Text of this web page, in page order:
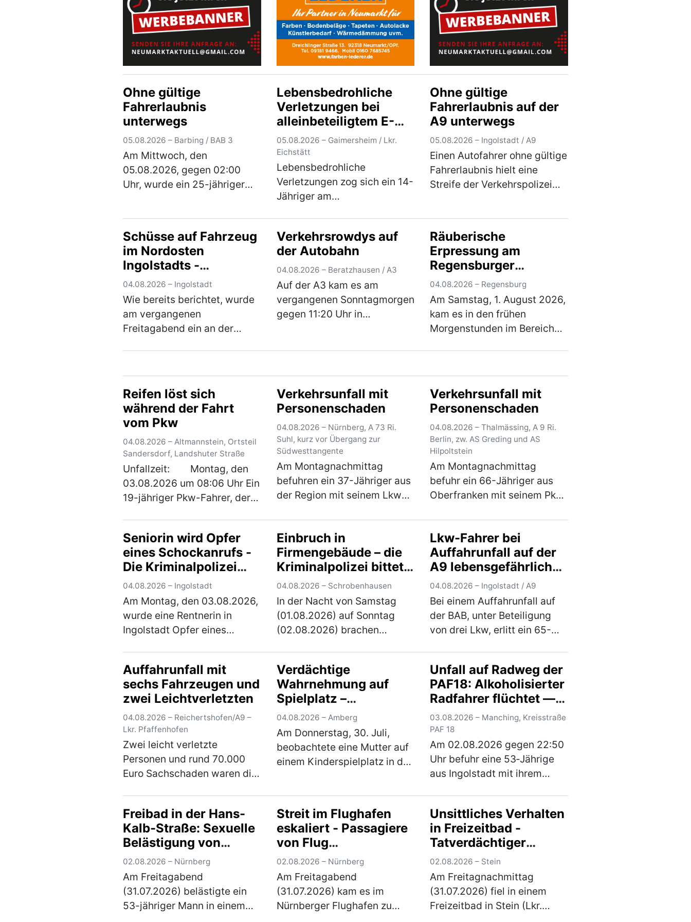
(mehr)
Oberp…(mehr)
der rechten Sp…(mehr)
Ohne gültige
Fahrerlaubnis
unterwegs
05.08.2026 – Barbing / BAB 3
Am Mittwoch, den
05.08.2026, gegen 02:00
Uhr, wurde ein 25-jähriger
Verkehrskontrolle
unterzogen. Im Rahmen der
Überprüfung wur…
Lebensbedrohliche
Verletzungen bei
alleinbeteiligtem E-
Scooter-Unfall
05.08.2026 – Gaimersheim / Lkr.
Eichstätt
Lebensbedrohliche
Verletzungen zog sich ein 14-
Jähriger am
Scooter in Gaimersheim zu.
Der im Landkreis Eichstätt
wohnhafte Jugendliche war,
gegen 16.00 …(mehr)
Ohne gültige
Fahrerlaubnis auf der
A9 unterwegs
05.08.2026 – Ingolstadt / A9
Einen Autofahrer ohne gültige
Fahrerlaubnis hielt eine
Streife der Verkehrspolizei
30-jährige in Ingolstadt
wohnhafte Inder war …
(mehr)
Schüsse auf Fahrzeug
im Nordosten
Ingolstadts -
Kriminalpolizei
Ingolstadt ermittelt
mit Hochdruck und
wendet sich an die
Öffentlichkeit
04.08.2026 – Ingolstadt
Wie bereits berichtet, wurde
am vergangenen
Freitagabend ein an der
Straße beschossen und
dadurch an der linken
hinteren Fahrzeugse… (mehr)
Verkehrsrowdys auf
der Autobahn
04.08.2026 – Beratzhausen / A3
Auf der A3 kam es am
vergangenen Sonntagmorgen
gegen 11:20 Uhr in
aus Hessen stammende Pkw-
Fahrer. Hierbei überholt…
(mehr)
Räuberische
Erpressung am
Regensburger
Hauptbahnhof –
Tatverdächtiger in
Untersuchungshaft
04.08.2026 – Regensburg
Am Samstag, 1. August 2026,
kam es in den frühen
Morgenstunden im Bereich
Erpressung zum Nachteil
eines 38-jährigen Mannes.
Ein…(mehr)
Reifen löst sich
während der Fahrt
vom Pkw
04.08.2026 – Altmannstein, Ortsteil
Sandersdorf, Landshuter Straße
Unfallzeit: Montag, den
03.08.2026 um 08:06 Uhr Ein
19-jähriger Pkw-Fahrer, der
Fahrzeug die Bundesstraße in
Sandersdorf von
Mindelstetten …(mehr)
Verkehrsunfall mit
Personenschaden
04.08.2026 – Nürnberg, A 73 Ri.
Suhl, kurz vor Übergang zur
Südwesttangente
Am Montagnachmittag
befuhren ein 37-Jähriger aus
der Region mit seinem Lkw
den rechten Fahrstreifen der
A 73 in Fahrtrichtung Suhl. Zu
diesem Zeitpunkt herrschte
dichter b…(mehr)
Verkehrsunfall mit
Personenschaden
04.08.2026 – Thalmässing, A 9 Ri.
Berlin, zw. AS Greding und AS
Hilpoltstein
Am Montagnachmittag
befuhr ein 66-Jähriger aus
Oberfranken mit seinem Pkw
Richtung Berlin. Kurz vor dem
Parkplatz Offenbau
wechselte er auf den rechten
Fahrstreifen. Dort …(mehr)
Seniorin wird Opfer
eines Schockanrufs -
Die Kriminalpolizei
warnt und bittet um
Hinweise
04.08.2026 – Ingolstadt
Am Montag, den 03.08.2026,
wurde eine Rentnerin in
Ingolstadt Opfer eines
Ermittlungen übernommen
und bittet um Hinweise.
Gegen 16.30 Uhr erhielt die
über 80…(mehr)
Einbruch in
Firmengebäude – die
Kriminalpolizei bittet
um Hinweise
04.08.2026 – Schrobenhausen
In der Nacht von Samstag
(01.08.2026) auf Sonntag
(02.08.2026) brachen
Schrobenhausen ein. Die
Kriminalpolizei Ingolstadt hat
die Ermittlungen übernomm…
(mehr)
Lkw-Fahrer bei
Auffahrunfall auf der
A9 lebensgefährlich
verletzt
04.08.2026 – Ingolstadt / A9
Bei einem Auffahrunfall auf
der BAB, unter Beteiligung
von drei Lkw, erlitt ein 65-
lebensbedrohliche
Verletzungen. Der 67-jährige
Fahrer eines Sattelzugs war…
(mehr)
Auffahrunfall mit
sechs Fahrzeugen und
zwei Leichtverletzten
04.08.2026 – Reichertshofen/A9 –
Lkr. Pfaffenhofen
Zwei leicht verletzte
Personen und rund 70.000
Euro Sachschaden waren die
beteiligten Fahrzeugen auf
der A9 am Montagabend
gegen 20.00 Uhr. Ein 50-
jäh…(mehr)
Verdächtige
Wahrnehmung auf
Spielplatz –
Kriminalpolizei sucht
Zeugen
04.08.2026 – Amberg
Am Donnerstag, 30. Juli,
beobachtete eine Mutter auf
einem Kinderspielplatz in der
suchte. Die
Kriminalpolizeiinspektion
Amberg…(mehr)
Unfall auf Radweg der
PAF18: Alkoholisierter
Radfahrer flüchtet —
zwei Verletzte
03.08.2026 – Manching, Kreisstraße
PAF 18
Am 02.08.2026 gegen 22:50
Uhr befuhr eine 53‑Jährige
aus Ingolstadt mit ihrem
PAF18 von Ingolstadt
kommend in Richtung
Niederstimm. Ein 54‑Jähriger
aus…(mehr)
Freibad in der Hans-
Kalb-Straße: Sexuelle
Belästigung von
Jugendlichen -
Festnahme
02.08.2026 – Nürnberg
Am Freitagabend
(31.07.2026) belästigte ein
53-jähriger Mann in einem
Streit im Flughafen
eskaliert - Passagiere
von Flug
ausgeschlossen
02.08.2026 – Nürnberg
Am Freitagabend
(31.07.2026) kam es im
Nürnberger Flughafen zu
Unsittliches Verhalten
in Freizeitbad -
Tatverdächtiger
festgenommen
02.08.2026 – Stein
Am Freitagnachmittag
(31.07.2026) fiel in einem
Freizeitbad in Stein (Lkr.